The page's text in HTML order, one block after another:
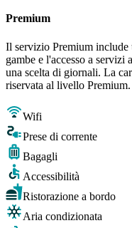
Premium
Il servizio Premium include
gambe e l'accesso a
una scelta di giornali. La
riservata al livello Premium.
Wifi
Prese di corrente
Bagagli
Accessibilità
Ristorazione a bordo
Aria condizionata